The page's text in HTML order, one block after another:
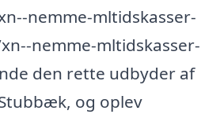
nemme-mltidskasser-
nemme-mltidskasser-
den rette udbyder af
og oplev